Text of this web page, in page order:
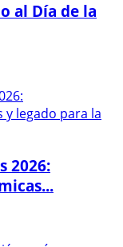
al Día de la
2026: